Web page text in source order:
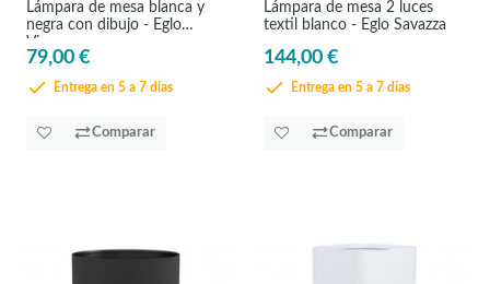
Lámpara de mesa blanca y
negra con dibujo - Eglo
Vinoza
79,00 €
Entrega en 5 a 7 días
Comparar
Lámpara de mesa 2 luces
textil blanco - Eglo Savazza
144,00 €
Entrega en 5 a 7 días
Comparar